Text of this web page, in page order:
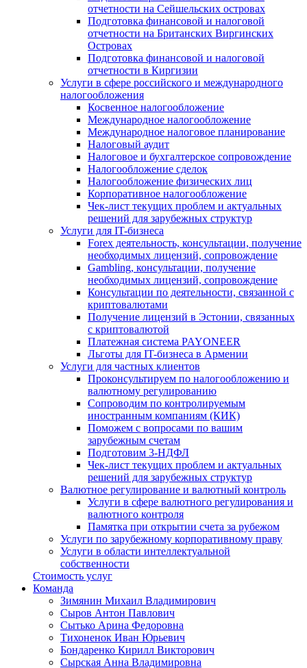
отчетности на Сейшельских островах
Подготовка финансовой и налоговой
отчетности на Британских Виргинских
Островах
Подготовка финансовой и налоговой
отчетности в Киргизии
Услуги в сфере российского и международного
налогообложения
Косвенное налогообложение
Международное налогообложение
Международное налоговое планирование
Налоговый аудит
Налоговое и бухгалтерское сопровождение
Налогообложение сделок
Налогообложение физических лиц
Корпоративное налогообложение
Чек-лист текущих проблем и актуальных
решений для зарубежных структур
Услуги для IT-бизнеса
Forex деятельность, консультации, получение
необходимых лицензий, сопровождение
Gambling, консультации, получение
необходимых лицензий, сопровождение
Консультации по деятельности, связанной с
криптовалютами
Получение лицензий в Эстонии, связанных
с криптовалютой
Платежная система PAYONEER
Льготы для IT-бизнеса в Армении
Услуги для частных клиентов
Проконсультируем по налогообложению и
валютному регулированию
Сопроводим по контролируемым
иностранным компаниям (КИК)
Поможем с вопросами по вашим
зарубежным счетам
Подготовим 3-НДФЛ
Чек-лист текущих проблем и актуальных
решений для зарубежных структур
Валютное регулирование и валютный контроль
Услуги в сфере валютного регулирования и
валютного контроля
Памятка при открытии счета за рубежом
Услуги по зарубежному корпоративному праву
Услуги в области интеллектуальной
собственности
Стоимость услуг
Команда
Зимянин Михаил Владимирович
Сыров Антон Павлович
Сытько Арина Федоровна
Тихоненок Иван Юрьевич
Бондаренко Кирилл Викторович
Сырская Анна Владимировна